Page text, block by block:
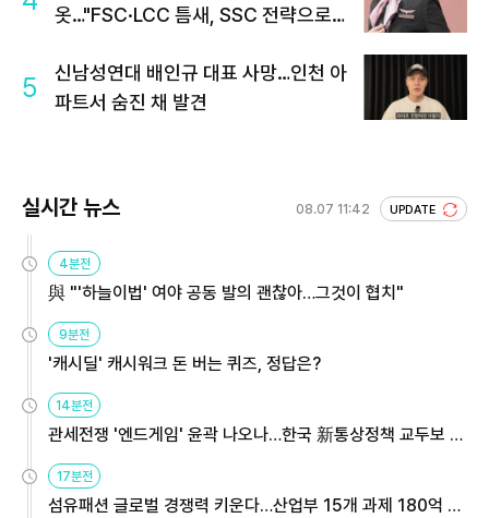
옷…"FSC·LCC 틈새, SSC 전략으로
5
신남성연대 배인규 대표 사망…인천 아
파트서 숨진 채 발견
실시간 뉴스 08.07 11:42 UPDATE
4분전
與 "'하늘이법' 여야 공동 발의 괜찮아…그것이 협치"
9분전
'캐시딜' 캐시워크 돈 버는 퀴즈, 정답은?
14분전
관세전쟁 '엔드게임' 윤곽 나오나…한국 新통상정책 교두보 활
용해야
17분전
섬유패션 글로벌 경쟁력 키운다…산업부 15개 과제 180억 지